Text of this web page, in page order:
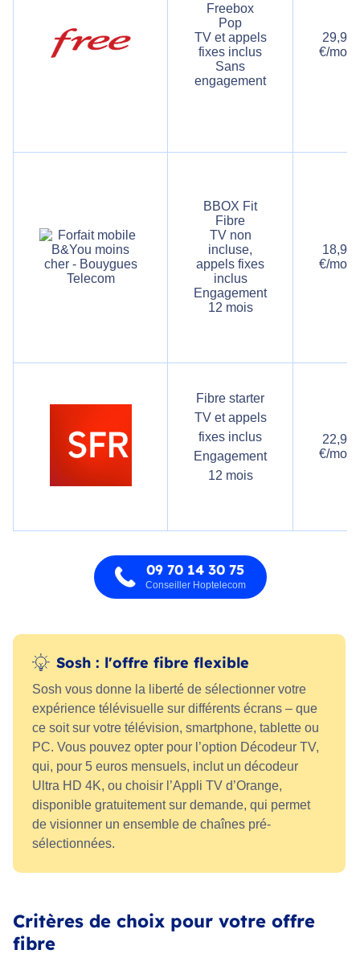
Freebox
Pop
TV et appels
fixes inclus
Sans
engagement
29,99
€/mois
BBOX Fit
Fibre
TV non
incluse,
appels fixes
inclus
Engagement
12 mois
18,99
€/mois
Fibre starter
TV et appels
fixes inclus
Engagement
12 mois
22,99
€/mois
09 70 14 30 75
Conseiller Hoptelecom
Sosh : l'offre fibre flexible
Sosh vous donne la liberté de sélectionner votre
expérience télévisuelle sur différents écrans – que
ce soit sur votre télévision, smartphone, tablette ou
PC. Vous pouvez opter pour l’option Décodeur TV,
qui, pour 5 euros mensuels, inclut un décodeur
Ultra HD 4K, ou choisir l’Appli TV d’Orange,
disponible gratuitement sur demande, qui permet
de visionner un ensemble de chaînes pré-
sélectionnées.
Critères de choix pour votre offre
fibre